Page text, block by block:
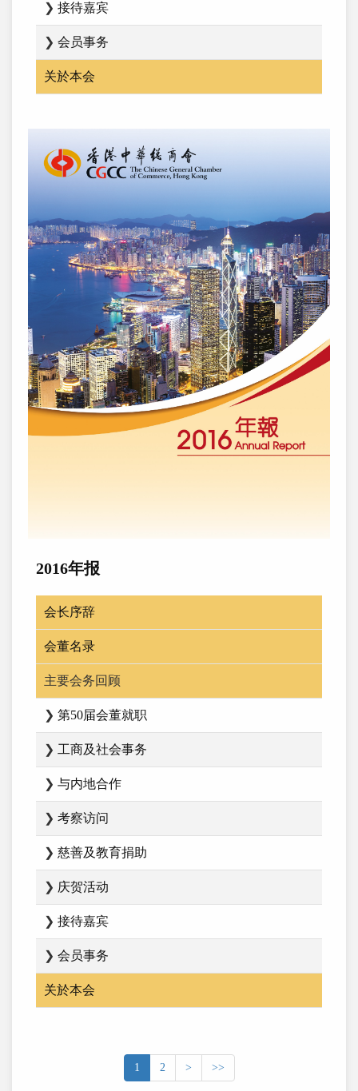
❯ 接待嘉宾
❯ 会员事务
关於本会
2016年报
会长序辞
会董名录
主要会务回顾
❯ 第50届会董就职
❯ 工商及社会事务
❯ 与内地合作
❯ 考察访问
❯ 慈善及教育捐助
❯ 庆贺活动
❯ 接待嘉宾
❯ 会员事务
关於本会
1 2 > >>